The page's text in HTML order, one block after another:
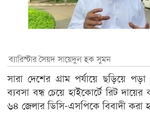
ব্যারিস্টার সৈয়দ সায়েদুল হক সুমন
সারা দেশের গ্রাম পর্যায়ে ছড়িয়ে
ব্যবসা বন্ধ চেয়ে হাইকোর্টে রিট দায়ের
৬৪ জেলার ডিসি-এসপিকে বিবাদী করা